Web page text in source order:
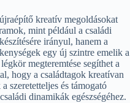
kreatív megoldásokat
mint például a családi
irányul, hanem a
egy új szintre emelik a
megteremtése segíthet a
hogy a családtagok kreatívan
szeretetteljes és támogató
dinamikák egészségéhez.